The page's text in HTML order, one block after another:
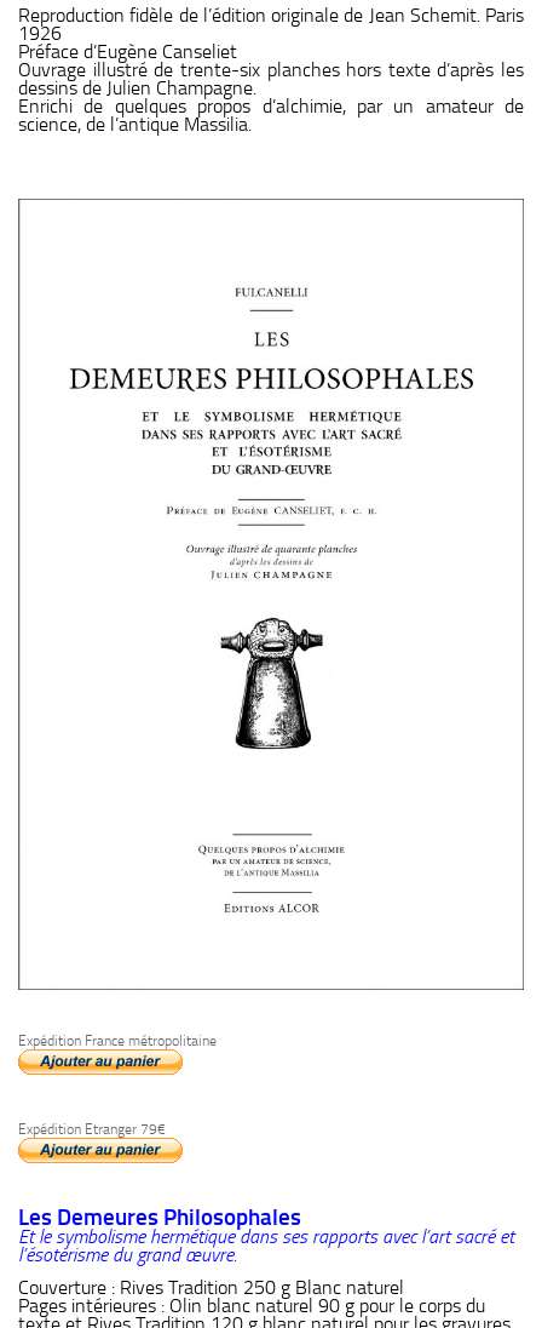
Reproduction fidèle de l’édition originale de Jean Schemit. Paris
1926
Préface d’Eugène Canseliet
Ouvrage illustré de trente-six planches hors texte d’après les
dessins de Julien Champagne.
Enrichi de quelques propos d’alchimie, par un amateur de
science, de l’antique Massilia.
Expédition France métropolitaine
Expédition Etranger 79€
Les Demeures Philosophales
Et le symbolisme hermétique dans ses rapports avec l’art sacré et
l’ésotérisme du grand œuvre.
Couverture : Rives Tradition 250 g Blanc naturel
Pages intérieures : Olin blanc naturel 90 g pour le corps du